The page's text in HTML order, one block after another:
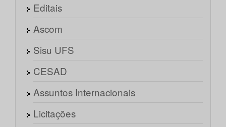
Editais
Ascom
Sisu UFS
CESAD
Assuntos Internacionais
Licitações